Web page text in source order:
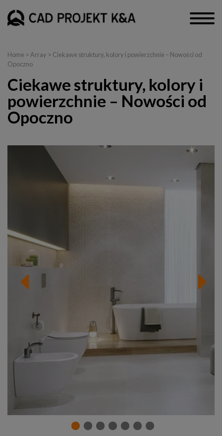
Home > Array > Ciekawe struktury, kolory i powierzchnie – Nowości od
Opoczno
Ciekawe struktury, kolory i
powierzchnie – Nowości od
Opoczno